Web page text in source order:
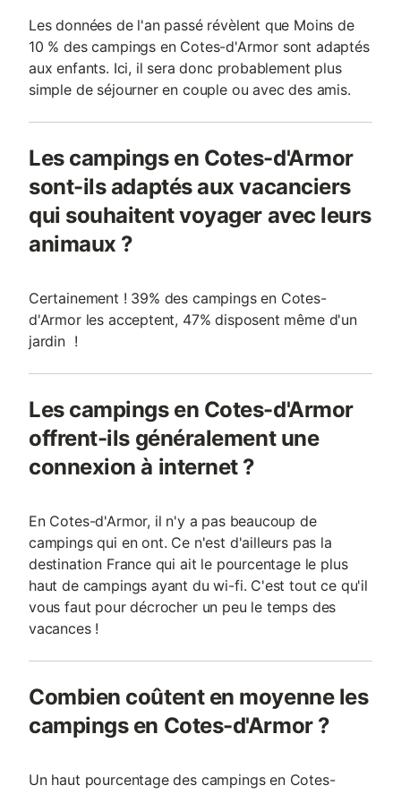
Les données de l'an passé révèlent que Moins de
10 % des campings en Cotes-d'Armor sont adaptés
aux enfants. Ici, il sera donc probablement plus
simple de séjourner en couple ou avec des amis.
Les campings en Cotes-d'Armor
sont-ils adaptés aux vacanciers
qui souhaitent voyager avec leurs
animaux ?
Certainement ! 39% des campings en Cotes-
d'Armor les acceptent, 47% disposent même d'un
jardin !
Les campings en Cotes-d'Armor
offrent-ils généralement une
connexion à internet ?
En Cotes-d'Armor, il n'y a pas beaucoup de
campings qui en ont. Ce n'est d'ailleurs pas la
destination France qui ait le pourcentage le plus
haut de campings ayant du wi-fi. C'est tout ce qu'il
vous faut pour décrocher un peu le temps des
vacances !
Combien coûtent en moyenne les
campings en Cotes-d'Armor ?
Un haut pourcentage des campings en Cotes-